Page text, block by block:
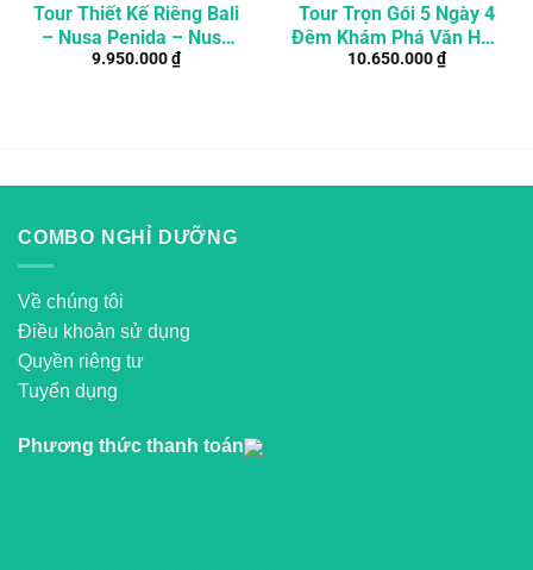
Tour Thiết Kế Riêng Bali
– Nusa Penida – Nusa
Lembongan 5 Ngày 4
9.950.000₫
Tour Trọn Gói 5 Ngày 4
Đêm Khám Phá Văn Hóa
Bali Dành Cho Người Cao
10.650.000₫
COMBO NGHỈ DƯỠNG
Về chúng tôi
Điều khoản sử dụng
Quyền riêng tư
Tuyển dụng
Phương thức thanh toán